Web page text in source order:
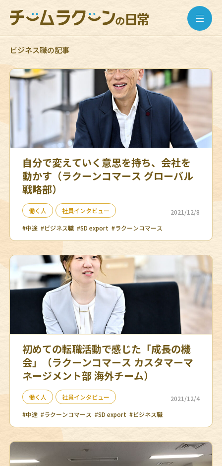
ビジネス職の記事
自分で変えていく意思を持ち、会社を
動かす（ラクーンコマース グローバル
戦略部）
働く人 社員インタビュー
2021/12/8
#中途 #ビジネス職 #SD export #ラクーンコマース
初めての転職活動で感じた「成長の機
会」（ラクーンコマース カスタマーマ
ネージメント部 海外チーム）
働く人 社員インタビュー
2021/12/4
#中途 #ラクーンコマース #SD export #ビジネス職